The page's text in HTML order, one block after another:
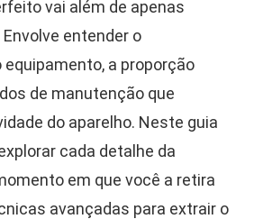
vai além de apenas
entender o
a proporção
de manutenção que
do aparelho. Neste guia
cada detalhe da
em que você a retira
avançadas para extrair o